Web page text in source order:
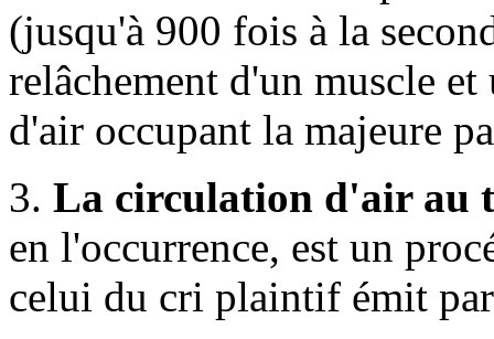
(jusqu'à 900 fois à la
relâchement d'un muscle
d'air occupant la majeure
3. La circulation d'air au
en l'occurrence, est un
celui du cri plaintif émit